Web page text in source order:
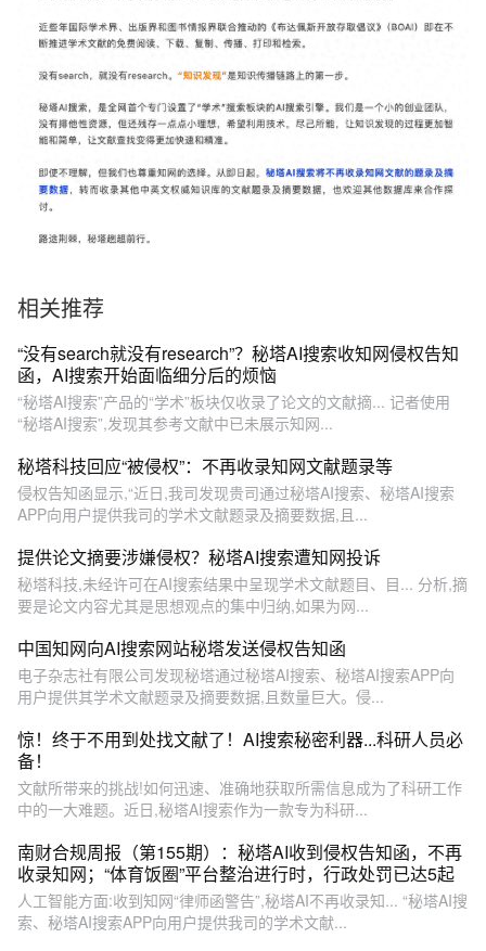
相关推荐
“没有search就没有research”？秘塔AI搜索收知网侵权告知
函，AI搜索开始面临细分后的烦恼
“秘塔AI搜索”产品的“学术”板块仅收录了论文的文献摘... 记者使用
“秘塔AI搜索”,发现其参考文献中已未展示知网...
秘塔科技回应“被侵权”：不再收录知网文献题录等
侵权告知函显示,“近日,我司发现贵司通过秘塔AI搜索、秘塔AI搜索
APP向用户提供我司的学术文献题录及摘要数据,且...
提供论文摘要涉嫌侵权？秘塔AI搜索遭知网投诉
秘塔科技,未经许可在AI搜索结果中呈现学术文献题目、目... 分析,摘
要是论文内容尤其是思想观点的集中归纳,如果为网...
中国知网向AI搜索网站秘塔发送侵权告知函
电子杂志社有限公司发现秘塔通过秘塔AI搜索、秘塔AI搜索APP向
用户提供其学术文献题录及摘要数据,且数量巨大。侵...
惊！终于不用到处找文献了！AI搜索秘密利器...科研人员必
备！
文献所带来的挑战!如何迅速、准确地获取所需信息成为了科研工作
中的一大难题。近日,秘塔AI搜索作为一款专为科研...
南财合规周报（第155期）：秘塔AI收到侵权告知函，不再
收录知网；“体育饭圈”平台整治进行时，行政处罚已达5起
人工智能方面:收到知网“律师函警告”,秘塔AI不再收录知... “秘塔AI搜
索、秘塔AI搜索APP向用户提供我司的学术文献...